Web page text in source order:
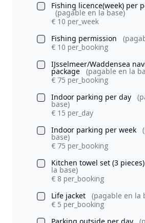
Fishing licence(week) per
(pagable en la base)
€ 10 per_week
Fishing permission
€ 10 per_booking
IJsselmeer/Waddensea
package
(pagable en la
€ 75 per_booking
Indoor parking per day
base)
€ 15 per_day
Indoor parking per week
base)
€ 75 per_booking
Kitchen towel set (3 pieces)
la base)
€ 8 per_booking
Life jacket
(pagable en la
€ 5 per_booking